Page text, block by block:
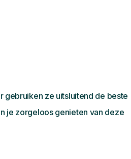
gebruiken ze uitsluitend de beste
je zorgeloos genieten van deze